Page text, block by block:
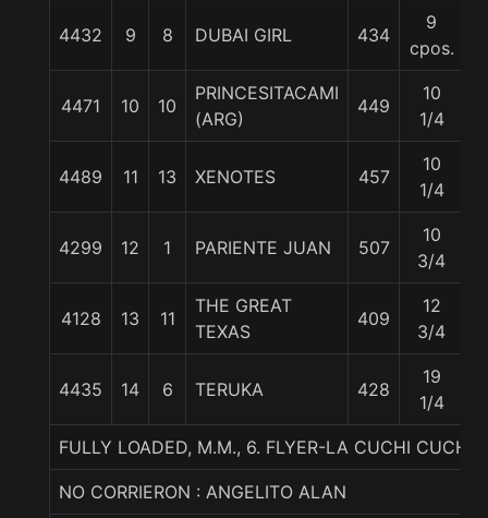
4432 9 8 DUBAI GIRL 434
9
cpos.
4471 10 10
PRINCESITACAMI
(ARG)
449
10
1/4
4489 11 13 XENOTES 457
10
1/4
4299 12 1 PARIENTE JUAN 507
10
3/4
4128 13 11
THE GREAT
TEXAS
409
12
3/4
4435 14 6 TERUKA 428
19
1/4
FULLY LOADED, M.M., 6. FLYER-LA CUCHI CUCHI-
NO CORRIERON : ANGELITO ALAN